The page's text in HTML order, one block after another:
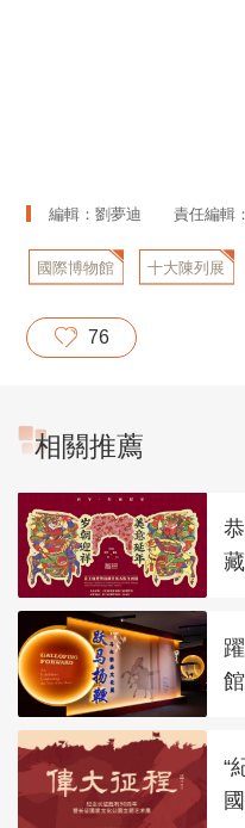
編輯：劉夢迪 責任編輯
國際博物館 十大陳列展
76
相關推薦
“